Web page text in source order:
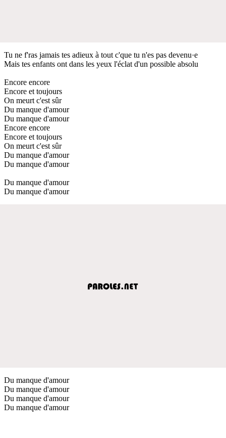
Tu ne f'ras jamais tes adieux à tout c'que tu n'es pas devenu·e
Mais tes enfants ont dans les yeux l'éclat d'un possible absolu
Encore encore
Encore et toujours
On meurt c'est sûr
Du manque d'amour
Du manque d'amour
Encore encore
Encore et toujours
On meurt c'est sûr
Du manque d'amour
Du manque d'amour
Du manque d'amour
Du manque d'amour
Du manque d'amour
Du manque d'amour
Du manque d'amour
Du manque d'amour